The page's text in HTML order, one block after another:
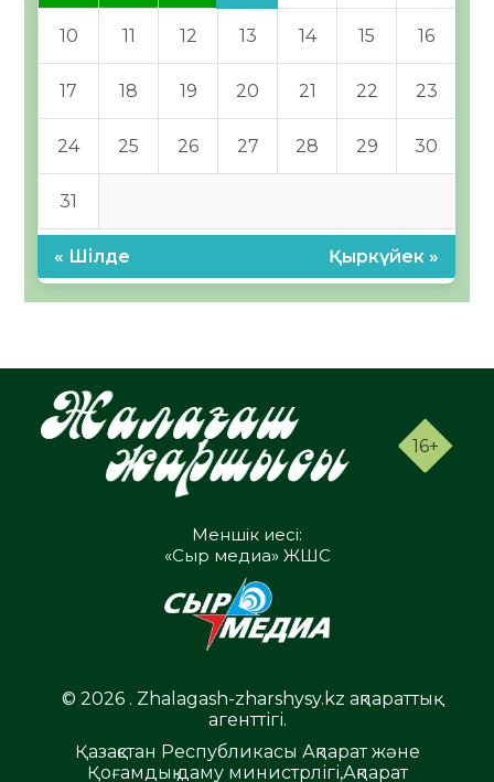
10 11 12 13 14 15 16
17 18 19 20 21 22 23
24 25 26 27 28 29 30
31
« Шілде Қыркүйек »
16+
Меншік иесі:
«Сыр медиа» ЖШС
© 2026 . Zhalagash-zharshysy.kz ақпараттық
агенттігі.
Қазақстан Республикасы Ақпарат және
Қоғамдық даму министрлігі,Ақпарат